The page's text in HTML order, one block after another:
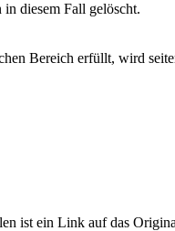
diesem Fall gelöscht.
Bereich erfüllt, wird
ist ein Link auf das